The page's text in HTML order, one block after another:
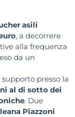
asili
, a decorrere
alla frequenza
da un
presso la
al di sotto dei
. Due
Piazzoni